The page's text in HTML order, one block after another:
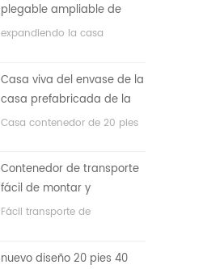
plegable ampliable de
bajo precio
expandiendo la casa
Casa viva del envase de la
casa prefabricada de la
prueba de fuego de los
Casa contenedor de 20 pies
Contenedor de transporte
fácil de montar y
conveniente
Fácil transporte de
nuevo diseño 20 pies 40